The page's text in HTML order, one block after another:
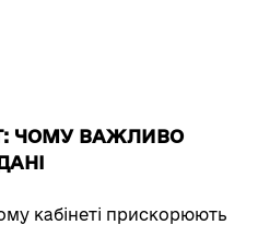
ЧОМУ ВАЖЛИВО
кабінеті прискорюють